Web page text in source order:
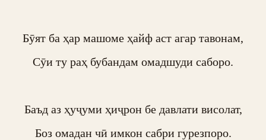
Бӯят ба ҳар машоме ҳайф аст агар тавонам,
Сӯи ту раҳ бубандам омадшуди саборо.
Баъд аз ҳуҷуми ҳиҷрон бе давлати висолат,
Боз омадан чӣ имкон сабри гурезпоро.